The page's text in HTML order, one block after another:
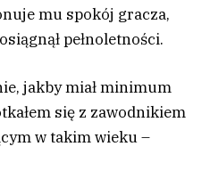
mu spokój gracza,
pełnoletności.
jakby miał minimum
się z zawodnikiem
w takim wieku –